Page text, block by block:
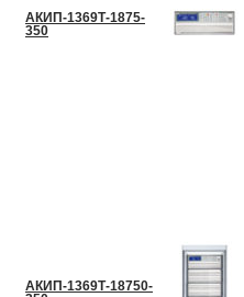
АКИП-1369Т-1875-
350
АКИП-1369Т-18750-